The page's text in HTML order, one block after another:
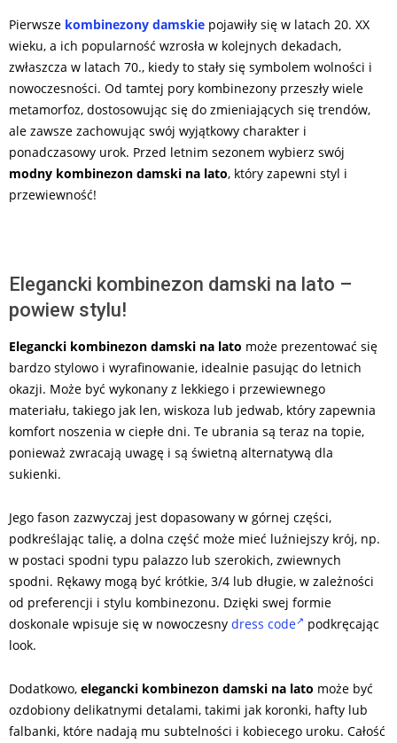
Pierwsze kombinezony damskie pojawiły się w latach 20. XX
wieku, a ich popularność wzrosła w kolejnych dekadach,
zwłaszcza w latach 70., kiedy to stały się symbolem wolności i
nowoczesności. Od tamtej pory kombinezony przeszły wiele
metamorfoz, dostosowując się do zmieniających się trendów,
ale zawsze zachowując swój wyjątkowy charakter i
ponadczasowy urok. Przed letnim sezonem wybierz swój
modny kombinezon damski na lato, który zapewni styl i
przewiewność!
Elegancki kombinezon damski na lato –
powiew stylu!
Elegancki kombinezon damski na lato może prezentować się
bardzo stylowo i wyrafinowanie, idealnie pasując do letnich
okazji. Może być wykonany z lekkiego i przewiewnego
materiału, takiego jak len, wiskoza lub jedwab, który zapewnia
komfort noszenia w ciepłe dni. Te ubrania są teraz na topie,
ponieważ zwracają uwagę i są świetną alternatywą dla
sukienki.
Jego fason zazwyczaj jest dopasowany w górnej części,
podkreślając talię, a dolna część może mieć luźniejszy krój, np.
w postaci spodni typu palazzo lub szerokich, zwiewnych
spodni. Rękawy mogą być krótkie, 3/4 lub długie, w zależności
od preferencji i stylu kombinezonu. Dzięki swej formie
doskonale wpisuje się w nowoczesny dress code
podkręcając
look.
Dodatkowo, elegancki kombinezon damski na lato może być
ozdobiony delikatnymi detalami, takimi jak koronki, hafty lub
falbanki, które nadają mu subtelności i kobiecego uroku. Całość